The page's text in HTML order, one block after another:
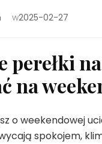
w2025-02-27
perełki
na
o weekendowej
spokojem,